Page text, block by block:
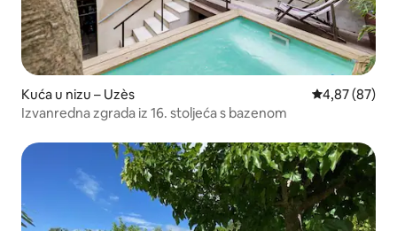
Kuća u nizu – Uzès Prosječna
4,87 (87)
Izvanredna zgrada iz 16. stoljeća s bazenom